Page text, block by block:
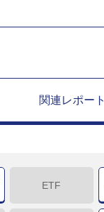
関連レポート
ETF